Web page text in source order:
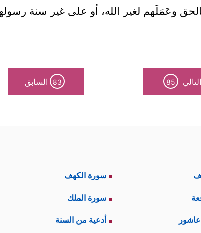
وعَمَلَهم لغير الله، أو على غير سنة
التالي 85
83 السابق
سورة الكهف
سورة الملك
أدعية من السنة